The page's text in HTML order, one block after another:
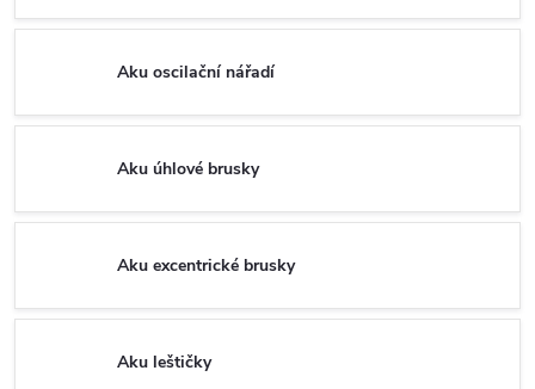
Aku oscilační nářadí
Aku úhlové brusky
Aku excentrické brusky
Aku leštičky